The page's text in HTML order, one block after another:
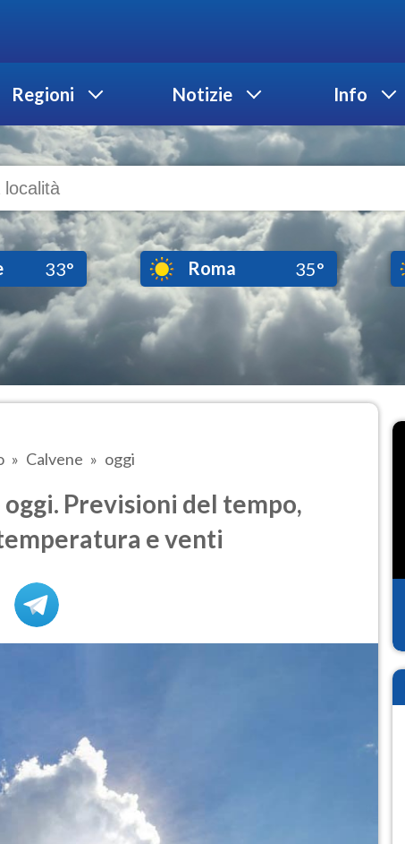
Regioni Notizie Info
33° Roma 35°
Calvene oggi
Previsioni del tempo,
e venti